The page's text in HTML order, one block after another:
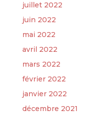
juillet 2022
juin 2022
mai 2022
avril 2022
mars 2022
février 2022
janvier 2022
décembre 2021